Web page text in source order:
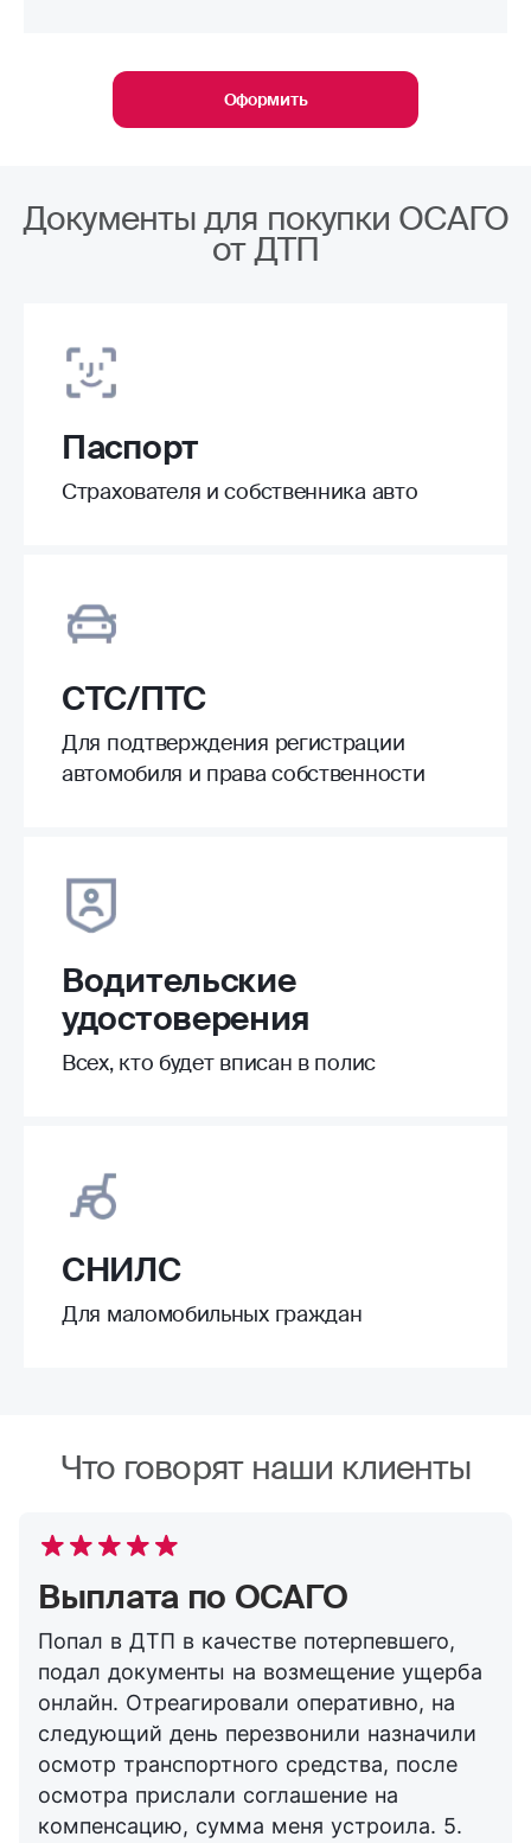
Оформить
Документы для покупки ОСАГО
от ДТП
Паспорт
Страхователя и собственника авто
СТС/ПТС
Для подтверждения регистрации
автомобиля и права собственности
Водительские
удостоверения
Всех, кто будет вписан в полис
СНИЛС
Для маломобильных граждан
Что говорят наши клиенты
Выплата по ОСАГО
Попал в ДТП в качестве потерпевшего,
подал документы на возмещение ущерба
онлайн. Отреагировали оперативно, на
следующий день перезвонили назначили
осмотр транспортного средства, после
осмотра прислали соглашение на
компенсацию, сумма меня устроила. 5.